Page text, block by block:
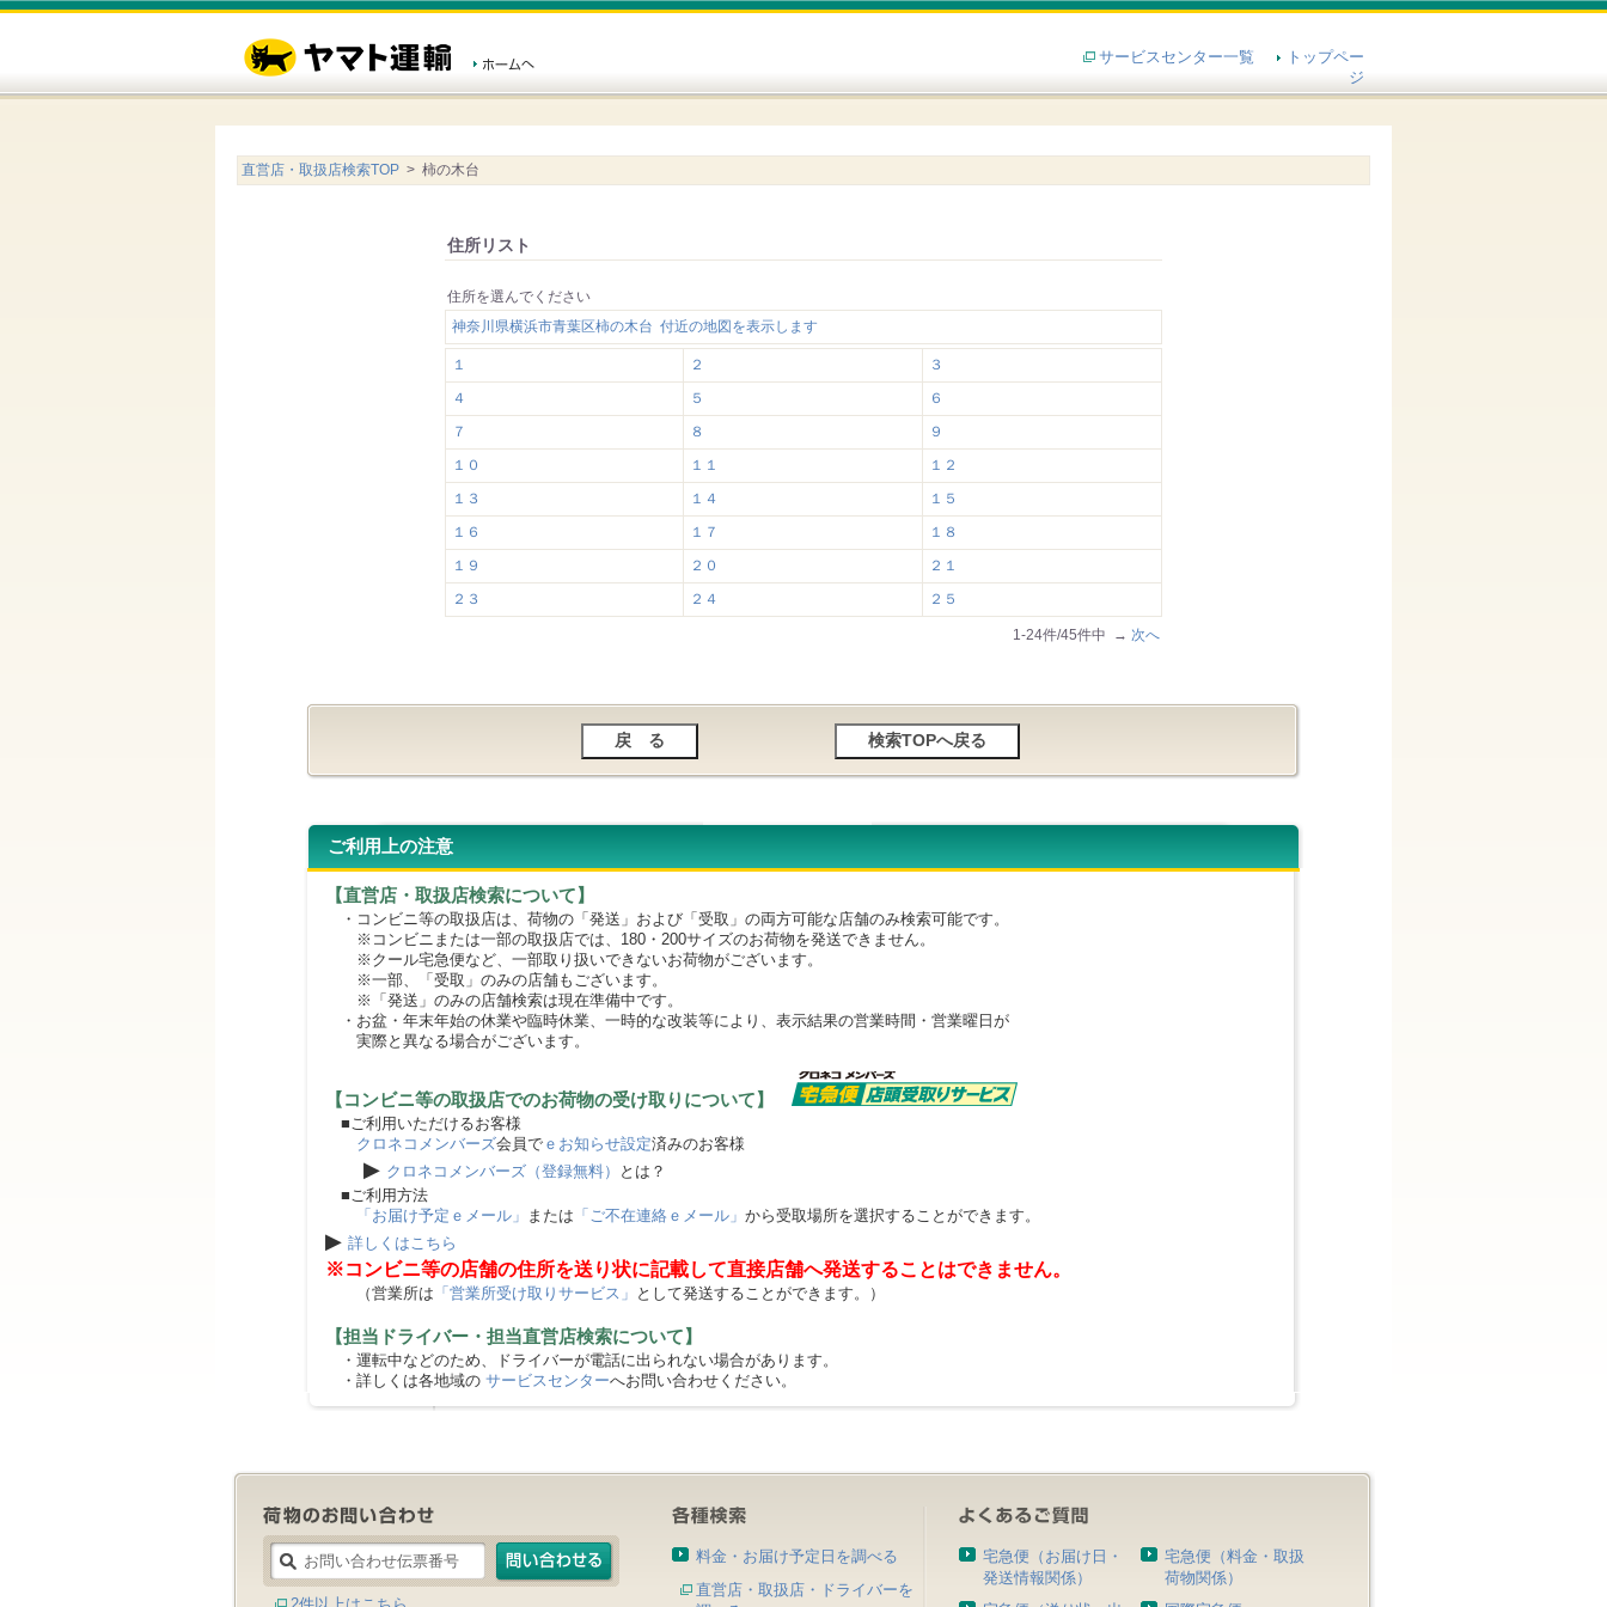
サービスセンター一覧
トップペー
ジ
直営店・取扱店検索TOP > 柿の木台
住所リスト
住所を選んでください
神奈川県横浜市青葉区柿の木台 付近の地図を表示します
１ ２
３
４
５
６
７
８
９
１０
１１
１２
１３
１４
１５
１６
１７
１８
１９
２０
２１
２３
２４ ２５
1-24件/45件中 → 次へ
ご利用上の注意
【直営店・取扱店検索について】
・コンビニ等の取扱店は、荷物の「発送」および「受取」の両方可能な店舗のみ検索可能です。
※コンビニまたは一部の取扱店では、180・200サイズのお荷物を発送できません。
※クール宅急便など、一部取り扱いできないお荷物がございます。
※一部、「受取」のみの店舗もございます。
※「発送」のみの店舗検索は現在準備中です。
・お盆・年末年始の休業や臨時休業、一時的な改装等により、表示結果の営業時間・営業曜日が
実際と異なる場合がございます。
【コンビニ等の取扱店でのお荷物の受け取りについて】
■ご利用いただけるお客様
クロネコメンバーズ会員で ｅお知らせ設定済みのお客様
▶ クロネコメンバーズ（登録無料）
とは？
■ご利用方法
「お届け予定ｅメール」 または 「ご不在連絡ｅメール」 から受取場所を選択することができます。
▶ 詳しくはこちら
※コンビニ等の店舗の住所を送り状に記載して直接店舗へ発送することはできません。
（営業所は 「営業所受け取りサービス」 として発送することができます。）
【担当ドライバー・担当直営店検索について】
・運転中などのため、ドライバーが電話に出られない場合があります。
・詳しくは各地域の サービスセンターへお問い合わせください。
料金・お届け予定日を調べる
直営店・取扱店・ドライバーを
宅急便（お届け日・
発送情報関係）
宅急便（料金・取扱
荷物関係）